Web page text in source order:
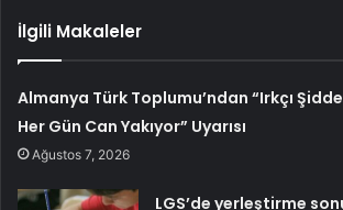
İlgili Makaleler
Almanya Türk Toplumu’ndan “Irkçı
Her Gün Can Yakıyor” Uyarısı
Ağustos 7, 2026
LGS’de yerleştirme